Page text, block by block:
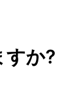
すか?